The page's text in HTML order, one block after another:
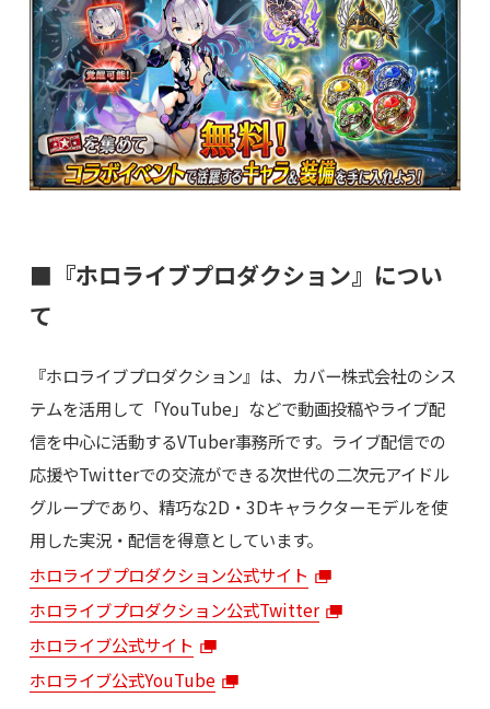
■『ホロライブプロダクション』につい
て
『ホロライブプロダクション』は、カバー株式会社のシス
テムを活用して「YouTube」などで動画投稿やライブ配
信を中心に活動するVTuber事務所です。ライブ配信での
応援やTwitterでの交流ができる次世代の二次元アイドル
グループであり、精巧な2D・3Dキャラクターモデルを使
用した実況・配信を得意としています。
ホロライブプロダクション公式サイト
ホロライブプロダクション公式Twitter
ホロライブ公式サイト
ホロライブ公式YouTube